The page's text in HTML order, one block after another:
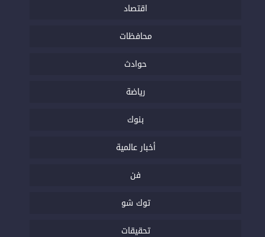
اقتصاد
محافظات
حوادث
رياضة
بنوك
أخبار عالمية
فن
توك شو
تحقيقات